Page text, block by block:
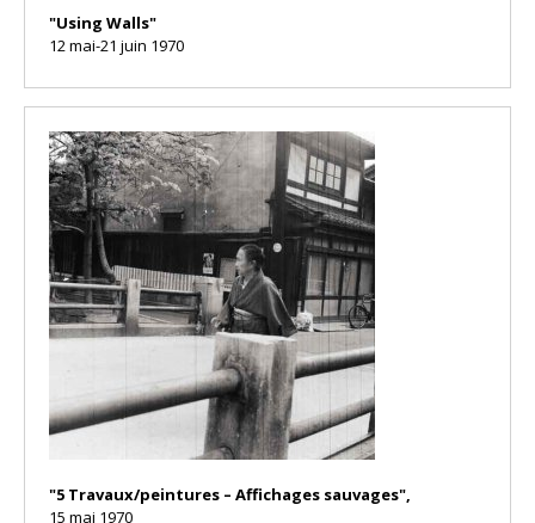
"Using Walls"
12 mai-21 juin 1970
"5 Travaux/peintures – Affichages sauvages",
15 mai 1970